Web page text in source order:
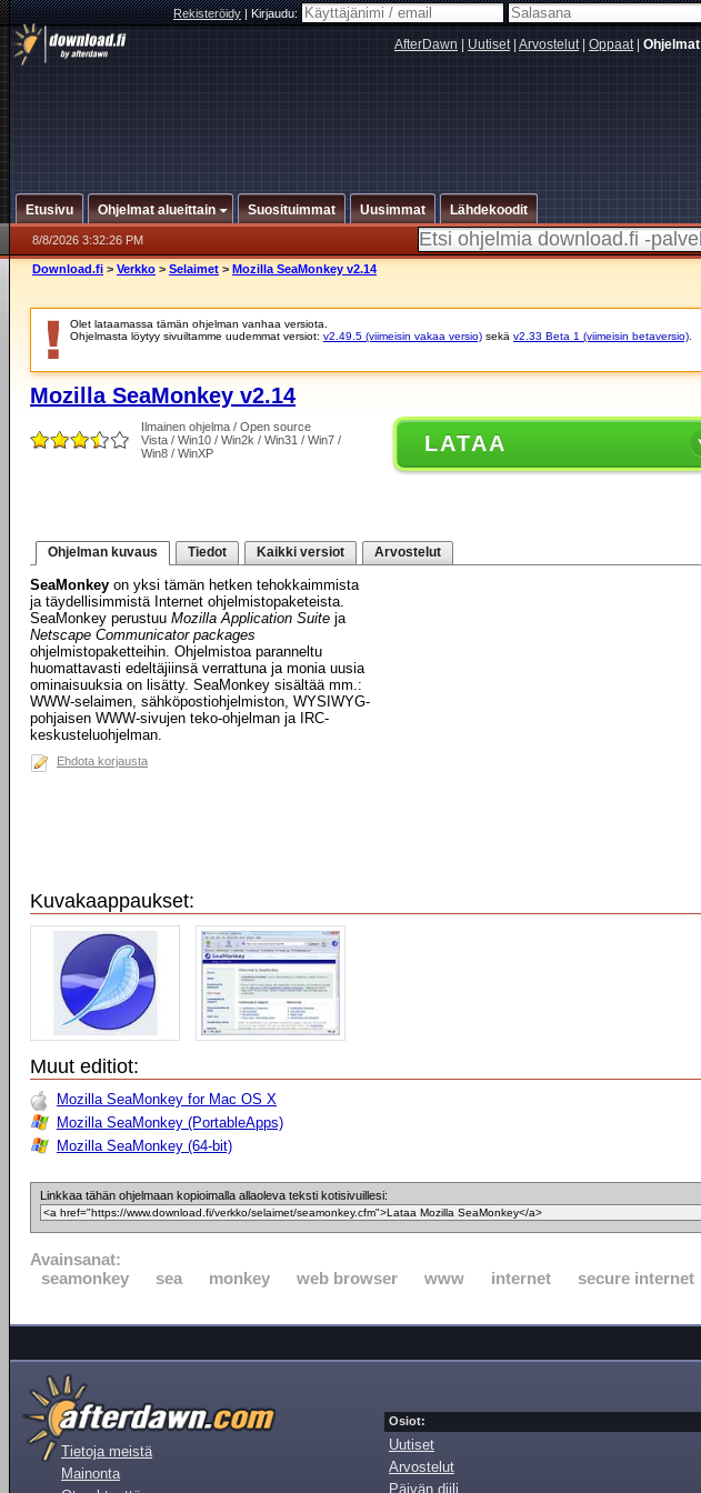
Rekisteröidy|Kirjaudu:
AfterDawn Uutiset| Arvostelut| Oppaat| Ohjelmat
Etusivu Ohjelmat alueittain Suosituimmat Uusimmat Lähdekoodit
8/8/2026 3:32:26 PM
Download.fi > Verkko > Selaimet > Mozilla SeaMonkey v2.14
Olet lataamassa tämän ohjelman vanhaa versiota.
Ohjelmasta löytyy sivuiltamme uudemmat versiot: v2.49.5 (viimeisin vakaa versio) sekä v2.33 Beta 1 (viimeisin betaversio)
Mozilla SeaMonkey v2.14
Ilmainen ohjelma / Open source
Vista / Win10 / Win2k / Win31 / Win7 /
Win8 / WinXP
LATAA
Ohjelman kuvaus Tiedot Kaikki versiot Arvostelut
SeaMonkey on yksi tämän hetken tehokkaimmista
ja täydellisimmistä Internet ohjelmistopaketeista.
SeaMonkey perustuu Mozilla Application Suite ja
Netscape Communicator packages
ohjelmistopaketteihin. Ohjelmistoa paranneltu
huomattavasti edeltäjiinsä verrattuna ja monia uusia
ominaisuuksia on lisätty. SeaMonkey sisältää mm.:
WWW-selaimen, sähköpostiohjelmiston, WYSIWYG-
pohjaisen WWW-sivujen teko-ohjelman ja IRC-
keskusteluohjelman.
Ehdota korjausta
Kuvakaappaukset:
Muut editiot:
Mozilla SeaMonkey for Mac OS X
Mozilla SeaMonkey (PortableApps)
Mozilla SeaMonkey (64-bit)
Linkkaa tähän ohjelmaan kopioimalla allaoleva teksti kotisivuillesi:
Avainsanat:
seamonkey
sea monkey web browser www internet secure internet
Tietoja meistä
Mainonta
Osiot:
Uutiset
Arvostelut
Päivän diili